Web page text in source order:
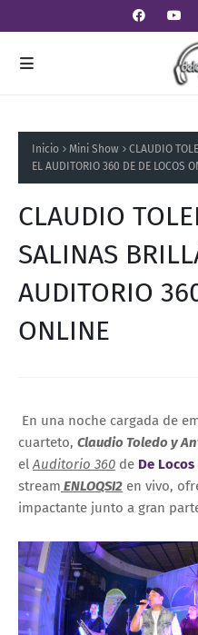
Inicio Mini Show
CLAUDIO
EL AUDITORIO 360 DE DE LOCOS
CLAUDIO
SALINAS
AUDITORIO
ONLINE
En una noche cargada de
cuarteto, Claudio Toledo y
elAuditorio 360 de De
stream ENLOQSI2 en vivo,
impactante junto a gran